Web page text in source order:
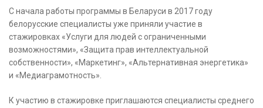
С начала работы программы в Беларуси в 2017 году
белорусские специалисты уже приняли участие в
стажировках «Услуги для людей с ограниченными
возможностями», «Защита прав интеллектуальной
собственности», «Маркетинг», «Альтернативная энергетика»
и «Медиаграмотность».
К участию в стажировке приглашаются специалисты среднего